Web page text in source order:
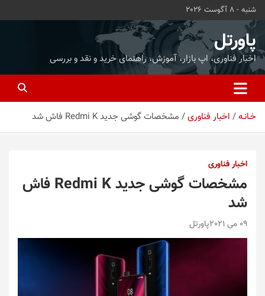
محتوا
بروید
شنبه - 8 آگوست 2026
پاورتل
اخبار فناوری، اپ بازار، آموزش، راهنمای خرید و نقد و بررسی
خـانـه اخبار فناوری مشخصات گوشی‌ جدید Redmi K فاش شد
اخبار فناوری
مشخصات گوشی‌ جدید Redmi K فاش
شد
09 می 2021 پاورتل